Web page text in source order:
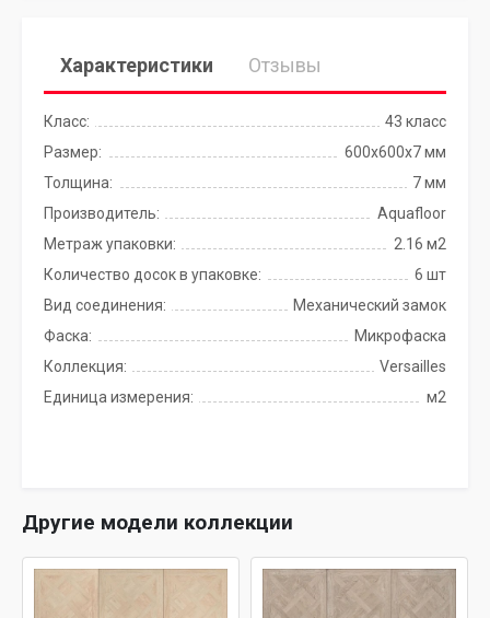
Характеристики Отзывы
Класс:
43 класс
Размер:
600x600x7 мм
Толщина:
7 мм
Производитель:
Aquafloor
Метраж упаковки:
2.16 м2
Количество досок в упаковке:
6 шт
Вид соединения:
Механический замок
Фаска:
Микрофаска
Коллекция:
Versailles
Единица измерения:
м2
Другие модели коллекции